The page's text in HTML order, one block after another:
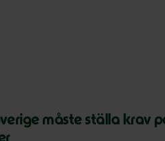
måste ställa krav